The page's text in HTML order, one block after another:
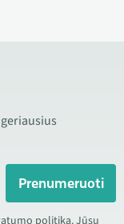
Prenumeruoti
politika. Jūsų